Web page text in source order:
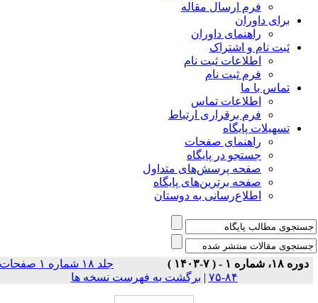
فرم ارسال مقاله
برای داوران
راهنمای داوران
ثبت نام و اشتراک
اطلاعات ثبت نام
فرم ثبت نام
تماس با ما
اطلاعات تماس
فرم برقراری ارتباط
تسهیلات پایگاه
راهنمای صفحات
جستجو در پایگاه
صفحه پرسش‌های متداول
صفحه برترین‌های پایگاه
اطلاع‌رسانی به دوستان
دوره ۱۸، شماره ۱ - ( ۷-۱۴۰۳ )
جلد ۱۸ شماره ۱ صفحات
۸۴-۷۵
|برگشت به فهرست نسخه ها